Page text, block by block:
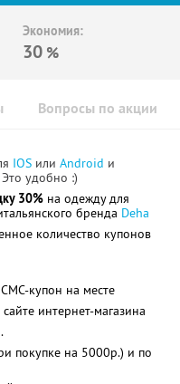
Экономия:
30 %
Вопросы по акции
IOS или Android и
удобно :)
30% на одежду для
бренда Deha
количество купонов
купон на месте
интернет-магазина
покупке на 5000р.) и по